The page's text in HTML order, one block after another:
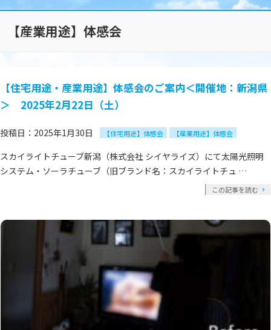
【産業用途】体感会
【住宅用途・産業用途】体感会のご案内＜開催地：新潟県
＞ 2025年2月22日（土）
投稿日：2025年1月30日 【住宅用途】体感会 【産業用途】体感会
スカイライトチューブ新潟（株式会社 シイヤライズ）にて太陽光照明
システム・ソーラチューブ（旧ブランド名：スカイライトチュ …
この記事を読む